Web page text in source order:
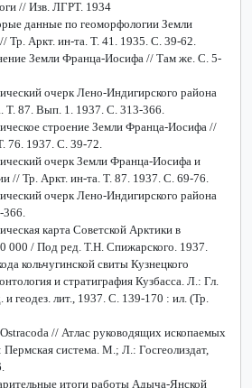
// Изв. ЛГРТ. 1934
данные по геоморфологии Земли
Тр. Аркт. ин-та . Т. 41. 1935. С. 39-62.
Земли Франца-Иосифа // Там же. С. 5-
очерк Лено-Индигирского района
. Т. 87.Вып. 1. 1937. С. 313-366.
строение Земли Франца-Иосифа //
Т. 76. 1937. С. 39-72.
очерк Земли Франца-Иосифа и
// Тр. Аркт. ин-та Т. 87. 1937. С. 69-76.
очерк Лено-Индигирского района
карта Советской Арктики в
000 / Под ред. Т.Н. Спижарского. 1937.
кольчугинской свиты Кузнецкого
и стратиграфия Кузбасса. Л.: Гл.
и геодез. лит., 1937. С. 139-170 : ил. (Тр.
Ostracoda // Атлас руководящих ископаемых
система. М.; Л.: Госгеолиздат,
итоги работы Адыча-Янской